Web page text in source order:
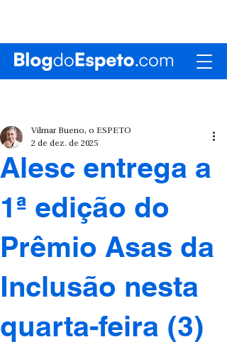
Alesc entrega a
1ª edição do
Prêmio Asas da
Inclusão nesta
quarta-feira (3)
Vilmar Bueno, o ESPETO
2 de dez. de 2025